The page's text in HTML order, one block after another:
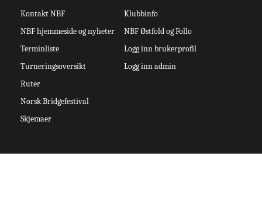
Kontakt NBF
NBF hjemmeside og nyheter
Terminliste
Turneringsoversikt
Ruter
Norsk Bridgefestival
Skjemaer
Klubbinfo
NBF Østfold og Follo
Logg inn brukerprofil
Logg inn admin